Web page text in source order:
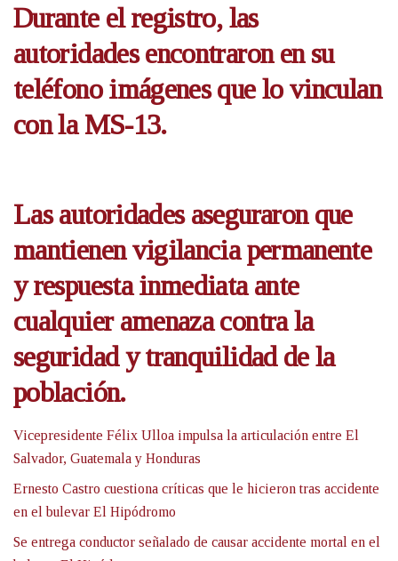
Durante el registro, las
autoridades encontraron en su
teléfono imágenes que lo vinculan
con la MS-13.
Las autoridades aseguraron que
mantienen vigilancia permanente
y respuesta inmediata ante
cualquier amenaza contra la
seguridad y tranquilidad de la
población.
Vicepresidente Félix Ulloa impulsa la articulación entre El
Salvador, Guatemala y Honduras
Ernesto Castro cuestiona críticas que le hicieron tras accidente
en el bulevar El Hipódromo
Se entrega conductor señalado de causar accidente mortal en el